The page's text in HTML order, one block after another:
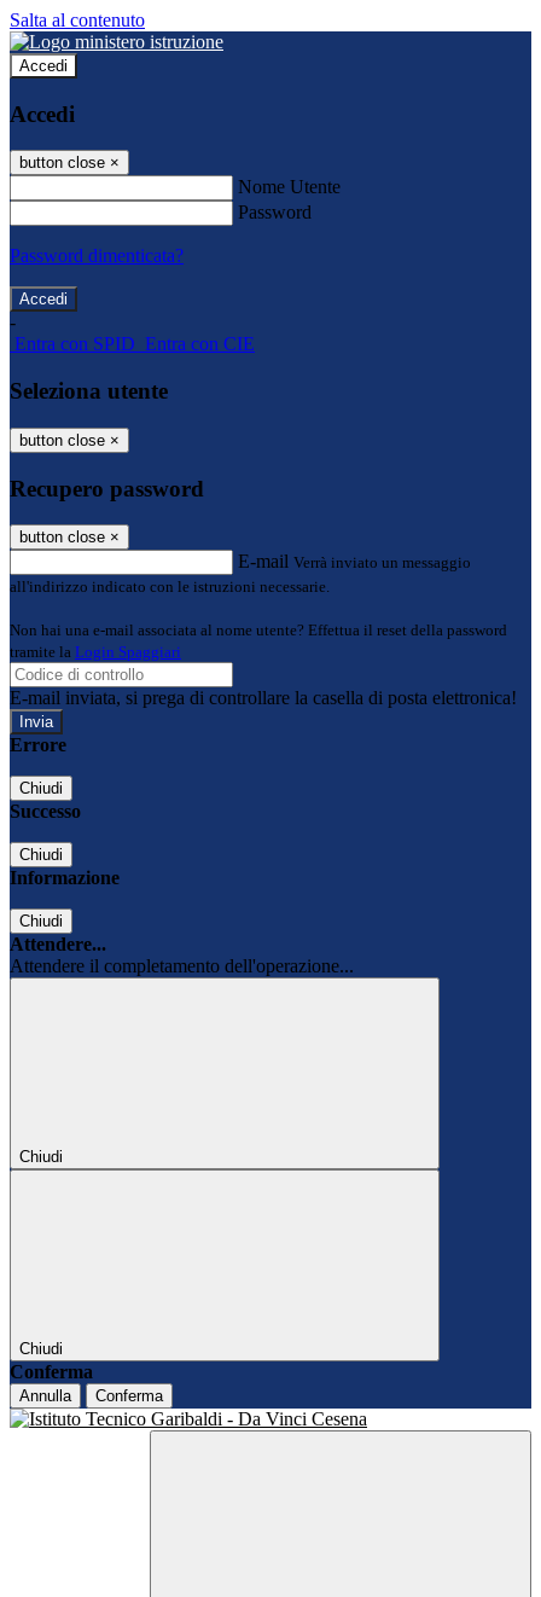
Salta al contenuto
Accedi
Accedi
button close ×
Nome Utente
Password
Password dimenticata?
-
Entra con SPID Entra con CIE
Seleziona utente
button close ×
Recupero password
button close ×
E-mail Verrà inviato un messaggio
all'indirizzo indicato con le istruzioni necessarie.
Non hai una e-mail associata al nome utente? Effettua il reset della password
tramite la Login Spaggiari
E-mail inviata, si prega di controllare la casella di posta elettronica!
Errore
Chiudi
Successo
Chiudi
Informazione
Chiudi
Attendere...
Attendere il completamento dell'operazione...
Chiudi
Chiudi
Conferma
Annulla Conferma